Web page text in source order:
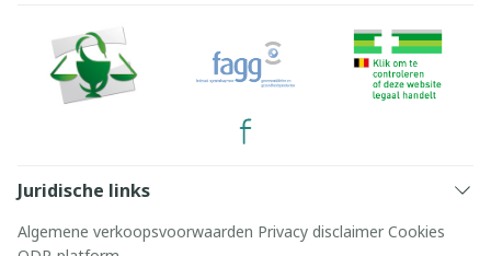
Juridische links
Algemene verkoopsvoorwaarden Privacy disclaimer Cookies